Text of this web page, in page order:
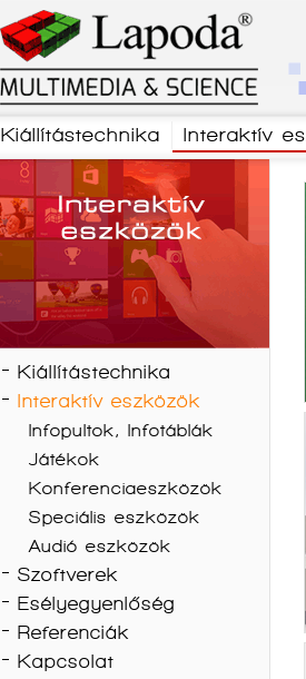
Kiállítástechnika Interaktív
Kiállítástechnika
Interaktív eszközök
Infopultok, Infotáblák
Játékok
Konferenciaeszközök
Speciális eszközök
Audió eszközök
Szoftverek
Esélyegyenlőség
Referenciák
Kapcsolat